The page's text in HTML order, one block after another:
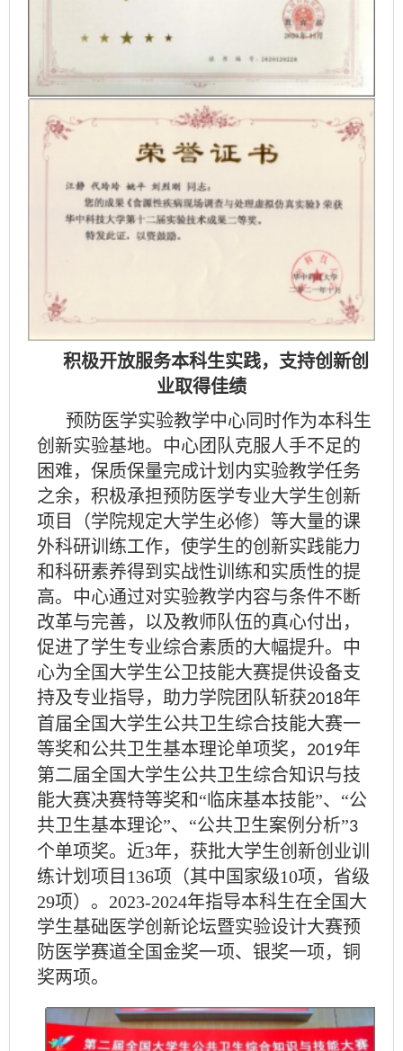
积极开放服务本科生实践，支持创新创
业取得佳绩
预防医学实验教学中心同时作为本科生
创新实验基地。中心团队克服人手不足的
困难，保质保量完成计划内实验教学任务
之余，积极承担预防医学专业大学生创新
项目（学院规定大学生必修）等大量的课
外科研训练工作，使学生的创新实践能力
和科研素养得到实战性训练和实质性的提
高。中心通过对实验教学内容与条件不断
改革与完善，以及教师队伍的真心付出，
促进了学生专业综合素质的大幅提升。中
心为全国大学生公卫技能大赛提供设备支
持及专业指导，助力学院团队斩获2018年
首届全国大学生公共卫生综合技能大赛一
等奖和公共卫生基本理论单项奖， 2019年
第二届全国大学生公共卫生综合知识与技
能大赛决赛特等奖和“临床基本技能”、“公
共卫生基本理论”、“公共卫生案例分析”3
个单项奖。 近3年，获批大学生创新创业训
练计划项目 136项（其中国家级10项，省级
29项）。 2023-2024年指导本科生在全国大
学生基础医学创新论坛暨实验设计大赛预
防 医学赛道全国金奖一项、银奖一项，铜
奖两项。